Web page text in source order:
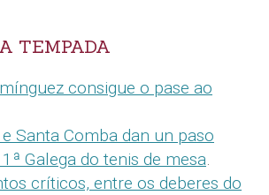
TEMPADA
consigue o pase ao
Santa Comba dan un paso
Galega do tenis de mesa.
críticos, entre os deberes do